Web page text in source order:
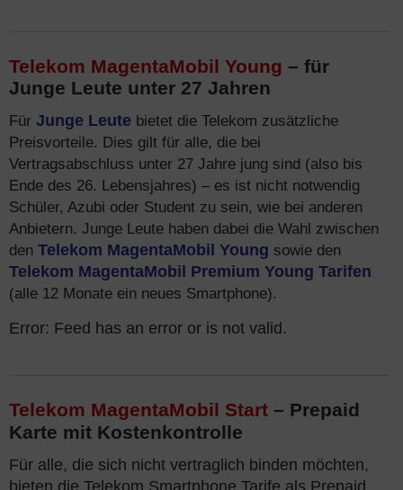
Telekom MagentaMobil Young – für
Junge Leute unter 27 Jahren
Für Junge Leute bietet die Telekom zusätzliche
Preisvorteile. Dies gilt für alle, die bei
Vertragsabschluss unter 27 Jahre jung sind (also bis
Ende des 26. Lebensjahres) – es ist nicht notwendig
Schüler, Azubi oder Student zu sein, wie bei anderen
Anbietern. Junge Leute haben dabei die Wahl zwischen
den Telekom MagentaMobil Young sowie den
Telekom MagentaMobil Premium Young Tarifen
(alle 12 Monate ein neues Smartphone).
Error: Feed has an error or is not valid.
Telekom MagentaMobil Start – Prepaid
Karte mit Kostenkontrolle
Für alle, die sich nicht vertraglich binden möchten,
bieten die Telekom Smartphone Tarife als Prepaid